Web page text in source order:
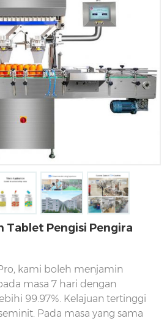
Tablet Pengisi Pengira
kami boleh menjamin
masa 7 hari dengan
99.97%. Kelajuan tertinggi
Pada masa yang sama